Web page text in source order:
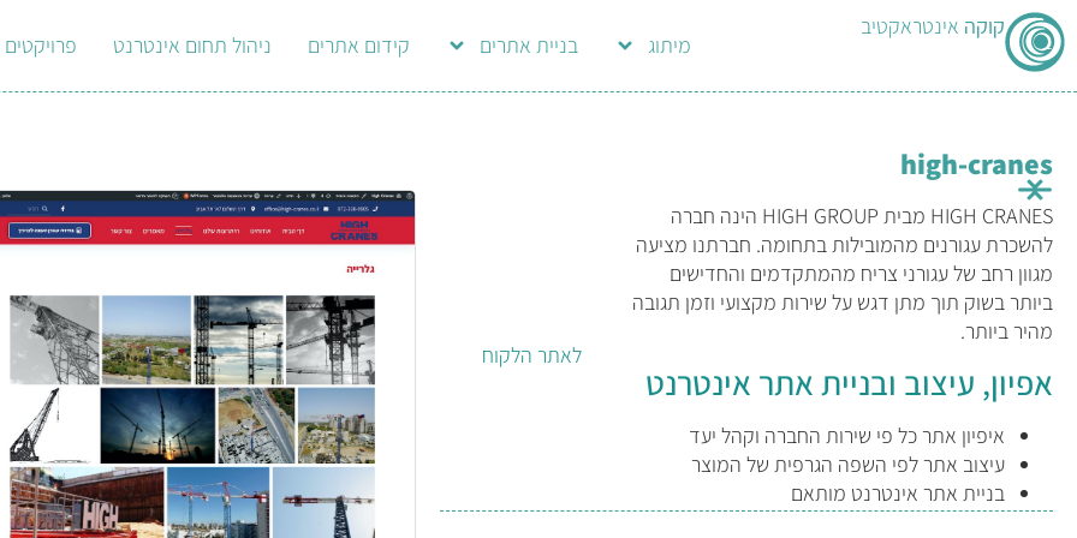
קוקה אינטראקטיב
מיתוג בניית אתרים קידום אתרים ניהול תחום אינטרנט פרויקטים
high-cranes
HIGH CRANES מבית HIGH GROUP הינה חברה
להשכרת עגורנים מהמובילות בתחומה. חברתנו מציעה
מגוון רחב של עגורני צריח מהמתקדמים והחדישים
ביותר בשוק תוך מתן דגש על שירות מקצועי וזמן תגובה
מהיר ביותר.
אפיון, עיצוב ובניית אתר אינטרנט
איפיון אתר כל פי שירות החברה וקהל יעד
עיצוב אתר לפי השפה הגרפית של המוצר
בניית אתר אינטרנט מותאם
לאתר הלקוח